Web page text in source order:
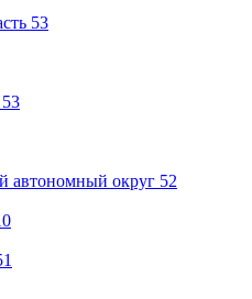
53
53
автономный округ 52